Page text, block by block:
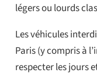
légers ou lourds
Les véhicules
Paris (y compris à
respecter les jours